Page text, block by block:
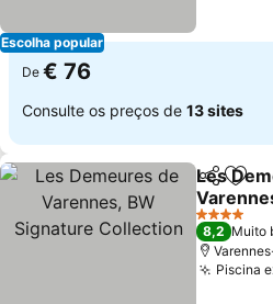
Escolha popular
De € 76
Consulte os preços de 13 sites
Partilhar
Les
Collection
Ver
4 Estrelas
8,2 Muito
Piscina